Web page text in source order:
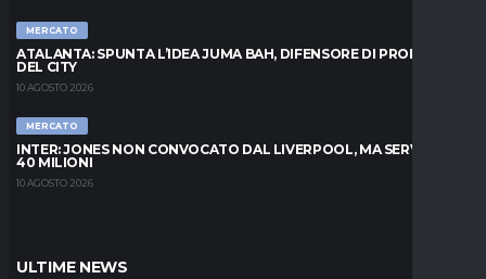
MERCATO
ATALANTA: SPUNTA L’IDEA JUMA BAH, DIFENSORE DI PROPRIETÀ
DEL CITY
10 AGOSTO 2026
MERCATO
INTER: JONES NON CONVOCATO DAL LIVERPOOL, MA SERVONO
40 MILIONI
10 AGOSTO 2026
ULTIME NEWS